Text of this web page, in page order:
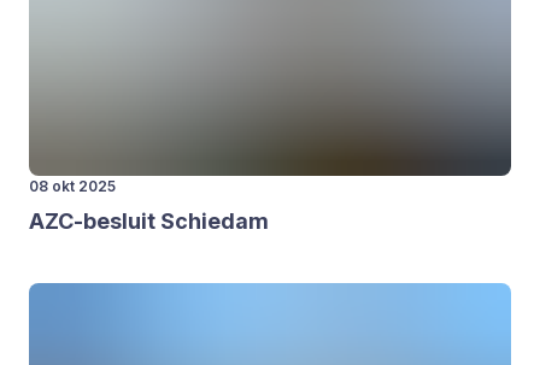
08 okt 2025
AZC-besluit Schie­dam